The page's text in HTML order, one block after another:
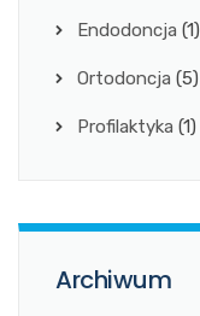
Endodoncja (1)
Ortodoncja (5)
Profilaktyka (1)
Archiwum